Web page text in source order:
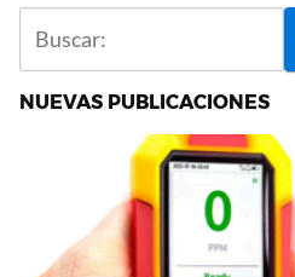
NUEVAS PUBLICACIONES